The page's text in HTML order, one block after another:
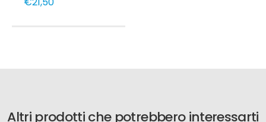
Altri prodotti che potrebbero interessarti